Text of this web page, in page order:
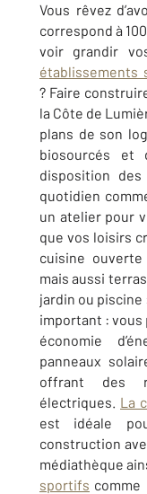
Vous rêvez
correspond à
voir grandir
établissements
? Faire
la Côte de
plans de son
biosourcés et
disposition
quotidien
un atelier pour
que vos loisirs
cuisine
mais aussi
jardin ou
important : vous
économie
panneaux
offrant des
électriques. La
est idéale
construction
médiathèque
sportifs comme